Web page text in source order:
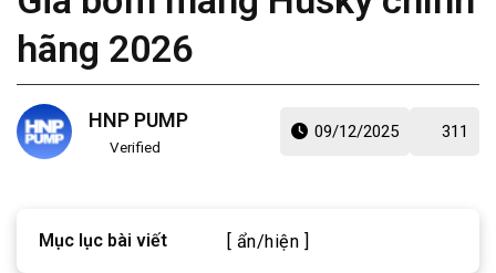
hãng 2026
HNP PUMP
Verified
09/12/2025 311
Mục lục bài viết [ ẩn/hiện ]